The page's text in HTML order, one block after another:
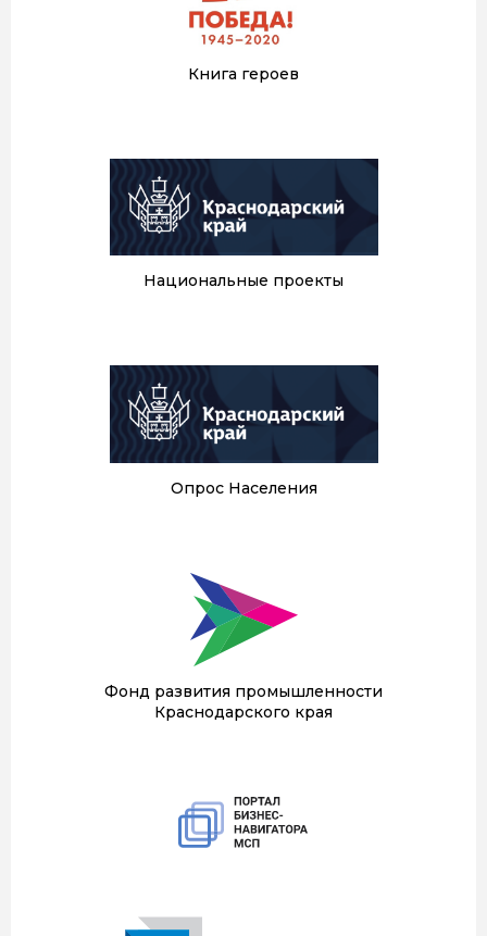
Книга героев
Национальные проекты
Опрос Населения
Фонд развития промышленности
Краснодарского края